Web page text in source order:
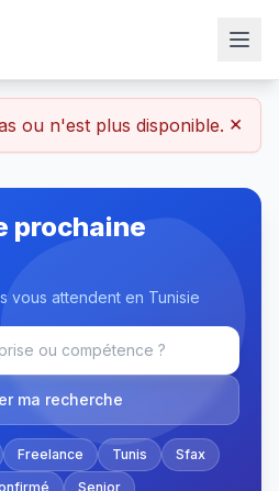
ou n'est plus disponible. ×
prochaine
vous attendent en Tunisie
ma recherche
Freelance Tunis
Sfax
Senior